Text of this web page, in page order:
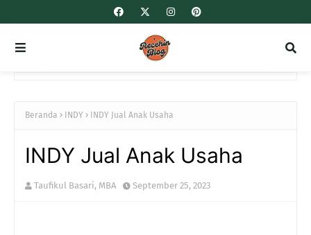
Beranda INDY INDY Jual Anak Usaha
INDY Jual Anak Usaha
Taufikul Basari, MBA September 25, 2023